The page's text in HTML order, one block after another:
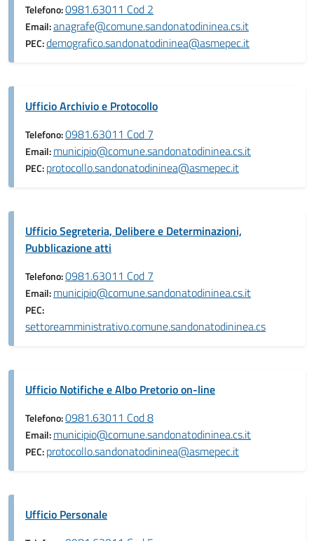
Telefono:0981.63011 Cod 2
Email:anagrafe@comune.sandonatodininea.cs.it
PEC:demografico.sandonatodininea@asmepec.it
Ufficio Archivio e Protocollo
Telefono:0981.63011 Cod 7
Email:municipio@comune.sandonatodininea.cs.it
PEC:protocollo.sandonatodininea@asmepec.it
Ufficio Segreteria, Delibere e Determinazioni,
Pubblicazione atti
Telefono:0981.63011 Cod 7
Email:municipio@comune.sandonatodininea.cs.it
PEC:
settoreamministrativo.comune.sandonatodininea.cs
Ufficio Notifiche e Albo Pretorio on-line
Telefono:0981.63011 Cod 8
Email:municipio@comune.sandonatodininea.cs.it
PEC:protocollo.sandonatodininea@asmepec.it
Ufficio Personale